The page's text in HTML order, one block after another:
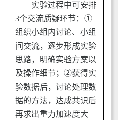
实验过程中可安排
3个交流质疑环节：①
组织小组内讨论、小组
间交流，逐步形成实验
思路，明确实验方案以
及操作细节；②获得实
验数据后，讨论处理数
据的方法，达成共识后
再求出重力加速度大